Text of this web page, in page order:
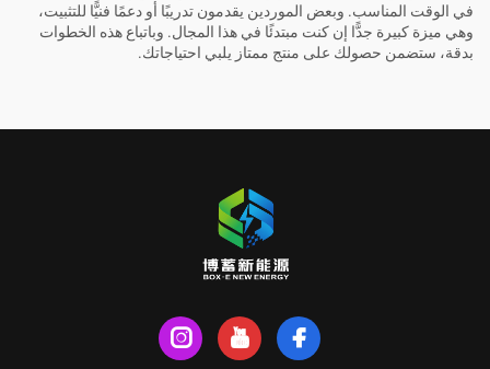
في الوقت المناسب. وبعض الموردين يقدمون تدريبًا أو دعمًا فنيًّا للتثبيت،
وهي ميزة كبيرة جدًّا إن كنت مبتدئًا في هذا المجال. وباتباع هذه الخطوات
بدقة، ستضمن حصولك على منتج ممتاز يلبي احتياجاتك.